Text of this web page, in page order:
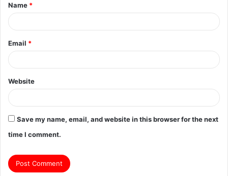
*
Name *
Email *
Website
Save my name, email, and website in this browser for the next
time I comment.